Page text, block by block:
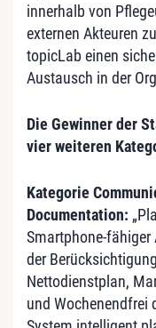
innerhalb von
externen Akteuren
topicLab einen
Austausch in der
Die Gewinner der
vier weiteren
Kategorie
Documentation:
Smartphone-fähiger
der
Nettodienstplan,
und Wochenendfrei